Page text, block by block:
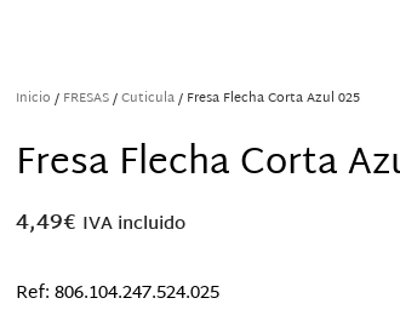
Inicio / FRESAS/Cuticula/ Fresa Flecha Corta Azul 025
Fresa Flecha Corta
4,49€ IVA incluido
Ref: 806.104.247.524.025